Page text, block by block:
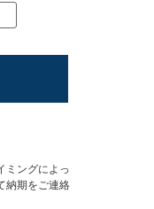
ミングによっ
納期をご連絡